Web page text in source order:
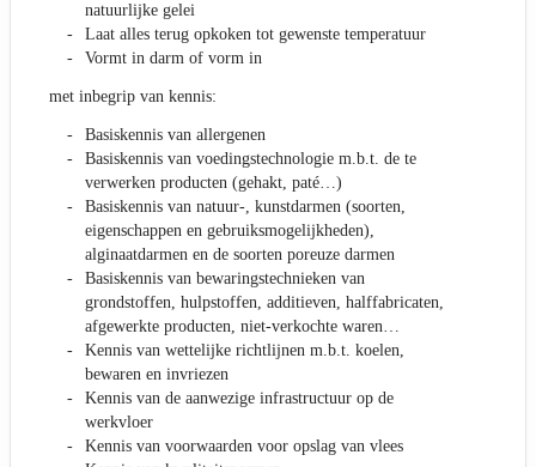
natuurlijke gelei
Laat alles terug opkoken tot gewenste temperatuur
Vormt in darm of vorm in
met inbegrip van kennis:
Basiskennis van allergenen
Basiskennis van voedingstechnologie m.b.t. de te
verwerken producten (gehakt, paté…)
Basiskennis van natuur-, kunstdarmen (soorten,
eigenschappen en gebruiksmogelijkheden),
alginaatdarmen en de soorten poreuze darmen
Basiskennis van bewaringstechnieken van
grondstoffen, hulpstoffen, additieven, halffabricaten,
afgewerkte producten, niet-verkochte waren…
Kennis van wettelijke richtlijnen m.b.t. koelen,
bewaren en invriezen
Kennis van de aanwezige infrastructuur op de
werkvloer
Kennis van voorwaarden voor opslag van vlees